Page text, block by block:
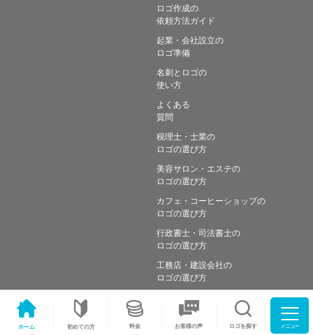
ホーム 初めての方 料金 お客様の声 ロゴを探す メニュー
ロゴ作成の
依頼方法ガイド
起業・会社設立の
ロゴ準備
名刺とロゴの
使い方
よくある
質問
税理士・士業の
ロゴの選び方
美容サロン・エステの
ロゴの選び方
カフェ・コーヒーショップの
ロゴの選び方
行政書士・司法書士の
ロゴの選び方
工務店・建設会社の
ロゴの選び方
Copyright © Simple works Inc. All Rights Reserved.